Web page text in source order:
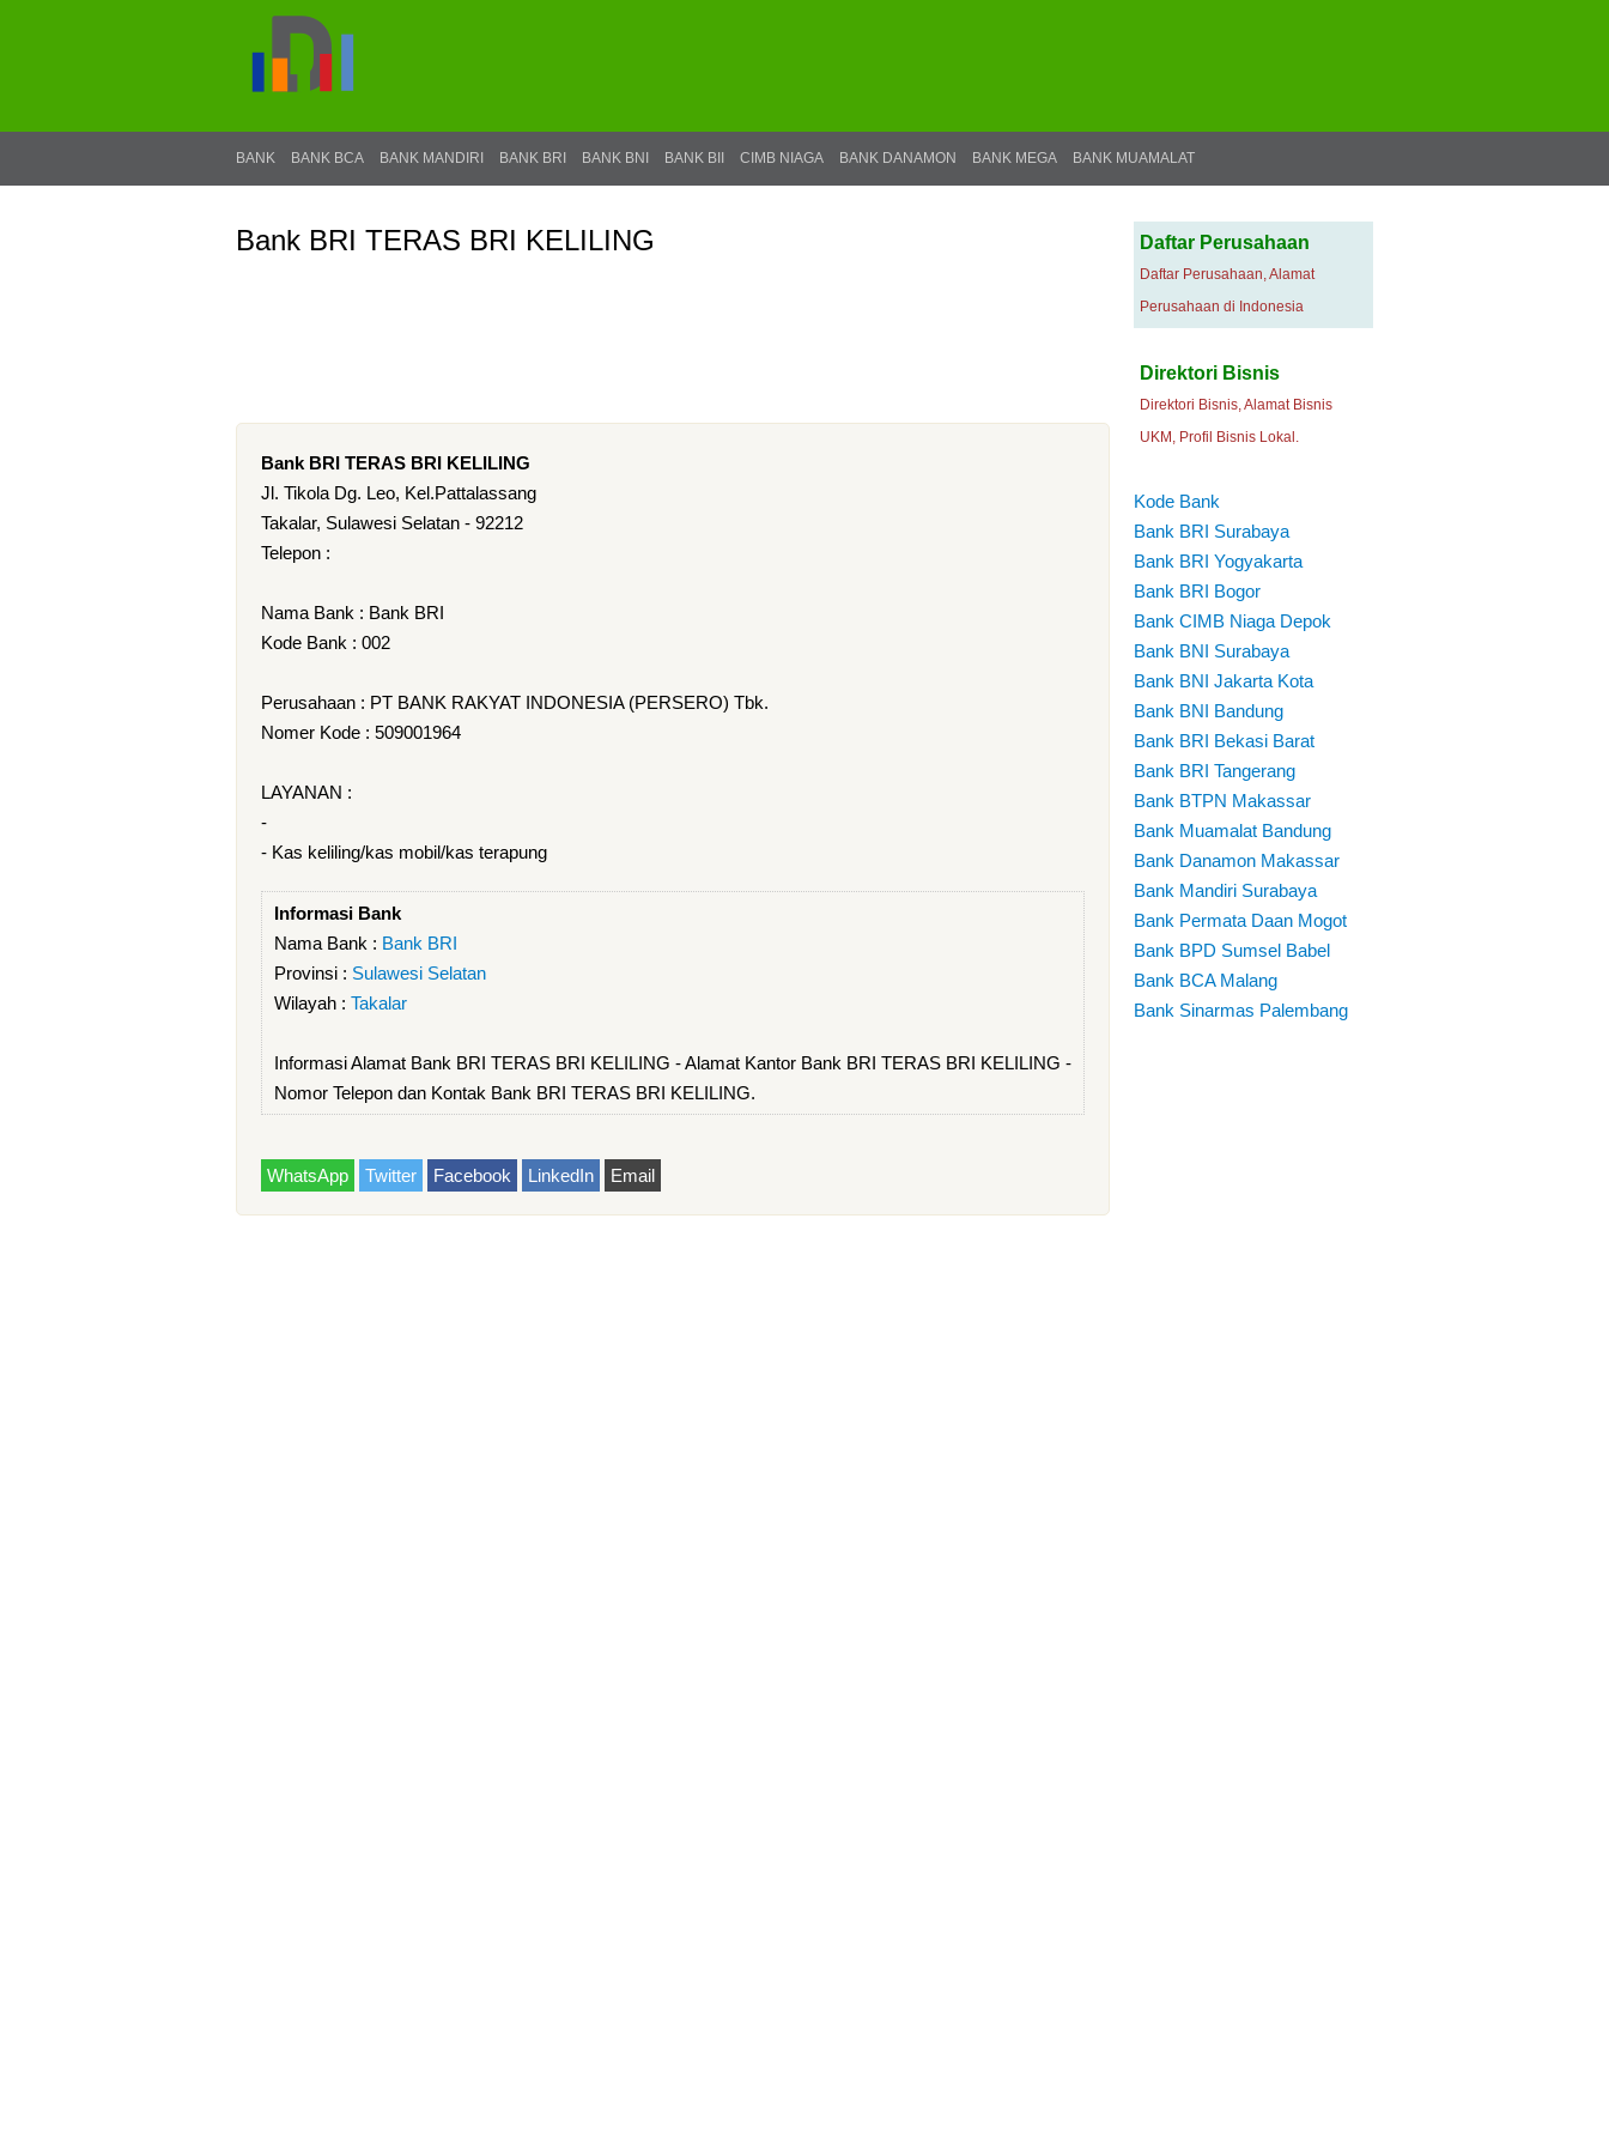
BANK BANK BCA BANK MANDIRI BANK BRI BANK BNI BANK BII CIMB NIAGA BANK DANAMON BANK MEGA BANK MUAMALAT
Bank BRI TERAS BRI KELILING
Bank BRI TERAS BRI KELILING
Jl. Tikola Dg. Leo, Kel.Pattalassang
Takalar, Sulawesi Selatan - 92212
Telepon :
Nama Bank : Bank BRI
Kode Bank : 002
Perusahaan : PT BANK RAKYAT INDONESIA (PERSERO) Tbk.
Nomer Kode : 509001964
LAYANAN :
-
- Kas keliling/kas mobil/kas terapung
Informasi Bank
Nama Bank : Bank BRI
Provinsi : Sulawesi Selatan
Wilayah : Takalar
Informasi Alamat Bank BRI TERAS BRI KELILING - Alamat Kantor Bank BRI TERAS BRI KELILING -
Nomor Telepon dan Kontak Bank BRI TERAS BRI KELILING.
WhatsApp Twitter Facebook LinkedIn Email
Daftar Perusahaan
Daftar Perusahaan, Alamat
Perusahaan di Indonesia
Direktori Bisnis
Direktori Bisnis, Alamat Bisnis
UKM, Profil Bisnis Lokal.
Kode Bank
Bank BRI Surabaya
Bank BRI Yogyakarta
Bank BRI Bogor
Bank CIMB Niaga Depok
Bank BNI Surabaya
Bank BNI Jakarta Kota
Bank BNI Bandung
Bank BRI Bekasi Barat
Bank BRI Tangerang
Bank BTPN Makassar
Bank Muamalat Bandung
Bank Danamon Makassar
Bank Mandiri Surabaya
Bank Permata Daan Mogot
Bank BPD Sumsel Babel
Bank BCA Malang
Bank Sinarmas Palembang